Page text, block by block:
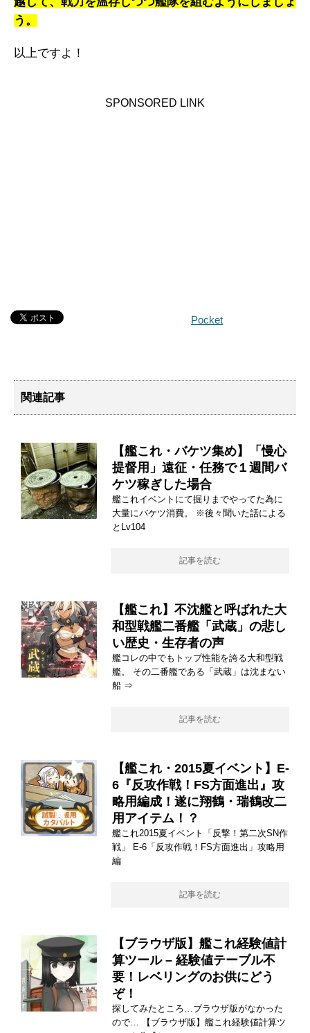
う。
以上ですよ！
SPONSORED LINK
Pocket
関連記事
【艦これ・バケツ集め】「慢心
提督用」遠征・任務で１週間バ
ケツ稼ぎした場合
艦これイベントにて掘りまでやってた為に
大量にバケツ消費。 ※後々聞いた話による
とLv104
記事を読む
【艦これ】不沈艦と呼ばれた大
和型戦艦二番艦「武蔵」の悲し
い歴史・生存者の声
艦コレの中でもトップ性能を誇る大和型戦
艦。 その二番艦である「武蔵」は沈まない
船 ⇒
記事を読む
【艦これ・2015夏イベント】E-
6『反攻作戦！FS方面進出』攻
略用編成！遂に翔鶴・瑞鶴改二
用アイテム！？
艦これ2015夏イベント「反撃！第二次SN作
戦」 E-6「反攻作戦！FS方面進出」攻略用
編
記事を読む
【ブラウザ版】艦これ経験値計
算ツール – 経験値テーブル不
要！レベリングのお供にどう
ぞ！
探してみたところ…ブラウザ版がなかった
ので… 【ブラウザ版】艦これ経験値計算ツ